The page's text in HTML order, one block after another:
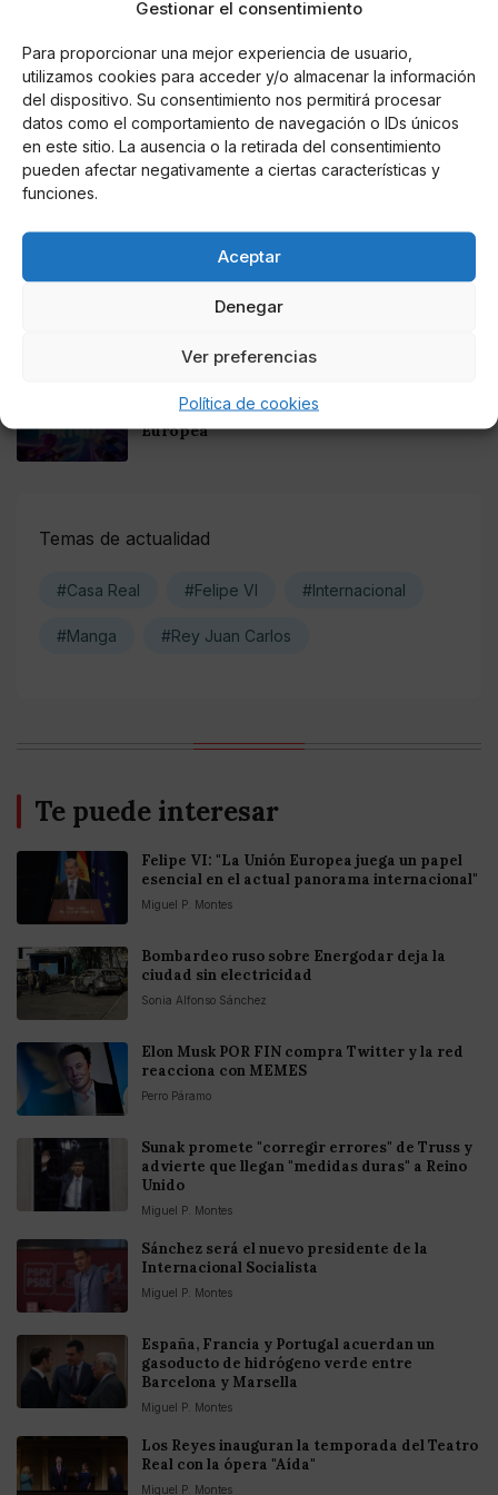
Gestionar el consentimiento
Para proporcionar una mejor experiencia de usuario,
utilizamos cookies para acceder y/o almacenar la información
del dispositivo. Su consentimiento nos permitirá procesar
datos como el comportamiento de navegación o IDs únicos
en este sitio. La ausencia o la retirada del consentimiento
pueden afectar negativamente a ciertas características y
funciones.
Aceptar
Denegar
Ver preferencias
Política de cookies
Noticias relacionadas
Online Casino
Mejores Cripto Casinos Online en
Colombia 2025: Bitcoin Casinos
Criptomonedas en Argentina 2025
Mejores casinos online con
Entretenimiento
Fortnite regresa para iOS en la Unión
Europea
Temas de actualidad
#Casa Real #Felipe VI #Internacional
#Manga #Rey Juan Carlos
Te puede interesar
Felipe VI: "La Unión Europea juega un papel
esencial en el actual panorama internacional"
Miguel P. Montes
Bombardeo ruso sobre Energodar deja la
ciudad sin electricidad
Sonia Alfonso Sánchez
Elon Musk POR FIN compra Twitter y la red
reacciona con MEMES
Perro Páramo
Sunak promete "corregir errores" de Truss y
advierte que llegan "medidas duras" a Reino
Unido
Miguel P. Montes
Sánchez será el nuevo presidente de la
Internacional Socialista
Miguel P. Montes
España, Francia y Portugal acuerdan un
gasoducto de hidrógeno verde entre
Barcelona y Marsella
Miguel P. Montes
Los Reyes inauguran la temporada del Teatro
Real con la ópera "Aída"
Miguel P. Montes